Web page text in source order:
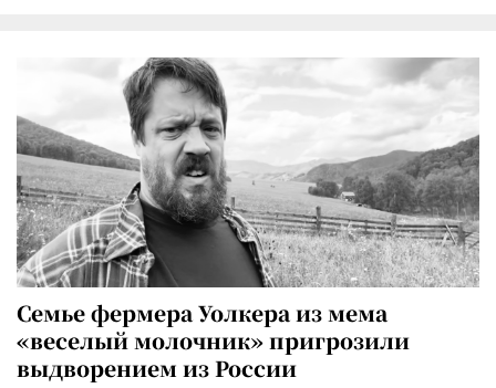
Семье фермера Уолкера из мема
«веселый молочник» пригрозили
выдворением из России